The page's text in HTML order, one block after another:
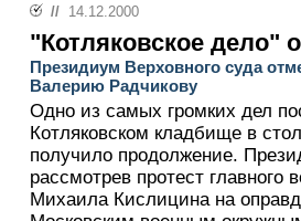
// 14.12.2000
"Котляковское дело"
Президиум Верховного суда
Валерию Радчикову
Одно из самых громких дел
Котляковском кладбище в
получило продолжение.
рассмотрев протест главного
Михаила Кислицина на